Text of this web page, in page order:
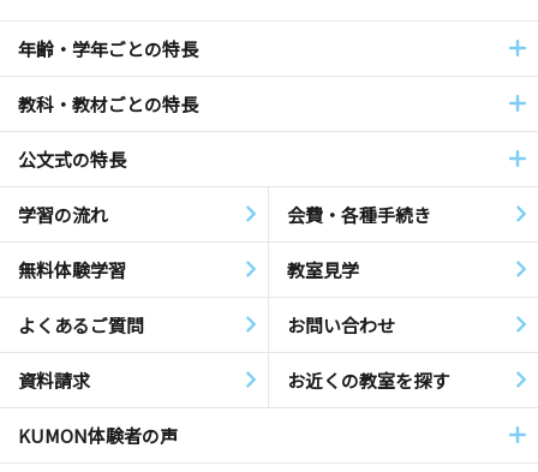
年齢・学年ごとの特長
教科・教材ごとの特長
公文式の特長
学習の流れ 会費・各種手続き
無料体験学習 教室見学
よくあるご質問 お問い合わせ
資料請求 お近くの教室を探す
KUMON体験者の声